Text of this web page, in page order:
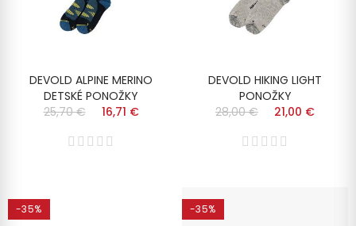
DEVOLD ALPINE MERINO
DETSKÉ PONOŽKY
25,70 €
16,71 €
DEVOLD HIKING LIGHT
PONOŽKY
28,00 €
21,00 €
-35% -35%